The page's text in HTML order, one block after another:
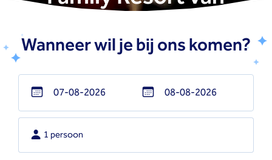
Wanneer wil je bij ons komen?
Navigate
forward
Navigate
1 persoon